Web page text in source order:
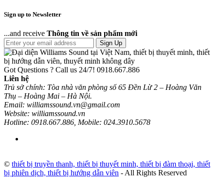
Sign up to Newsletter
...and receive Thông tin về sản phẩm mới
Sign Up
Got Questions ? Call us 24/7! 0918.667.886
Liên hệ
Trủ sở chính: Tòa nhà văn phòng số 65 Đền Lừ 2 – Hoàng Văn
Thụ – Hoàng Mai – Hà Nội.
Email: williamssound.vn@gmail.com
Website: williamssound.vn
Hotline: 0918.667.886, Mobile: 024.3910.5678
© thiết bị truyền thanh, thiết bị thuyết minh, thiết bị đàm thoại, thiết
bị phiên dịch, thiết bị hướng dẫn viên - All Rights Reserved